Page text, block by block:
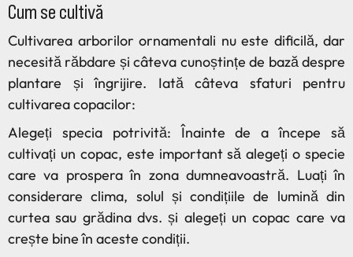
Cum se cultivă
Cultivarea arborilor ornamentali nu este dificilă, dar
necesită răbdare și câteva cunoștințe de bază despre
plantare și îngrijire. Iată câteva sfaturi pentru
cultivarea copacilor:
Alegeți specia potrivită: Înainte de a începe să
cultivați un copac, este important să alegeți o specie
care va prospera în zona dumneavoastră. Luați în
considerare clima, solul și condițiile de lumină din
curtea sau grădina dvs. și alegeți un copac care va
crește bine în aceste condiții.